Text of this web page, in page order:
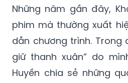
Những năm gần đây,
phim mà thường xuất
dẫn chương trình. Trong
giữ thanh xuân” do
Huyền chia sẻ những